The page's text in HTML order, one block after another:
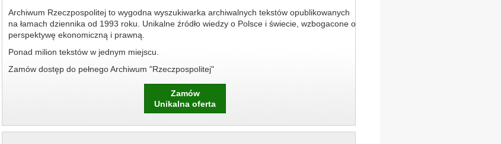
Archiwum Rzeczpospolitej to wygodna wyszukiwarka archiwalnych tekstów opublikowanych
na łamach dziennika od 1993 roku. Unikalne źródło wiedzy o Polsce i świecie, wzbogacone o
perspektywę ekonomiczną i prawną.
Ponad milion tekstów w jednym miejscu.
Zamów dostęp do pełnego Archiwum "Rzeczpospolitej"
Zamów
Unikalna oferta